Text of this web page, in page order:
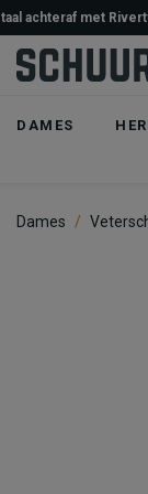
DAMES
achteraf met
Dames